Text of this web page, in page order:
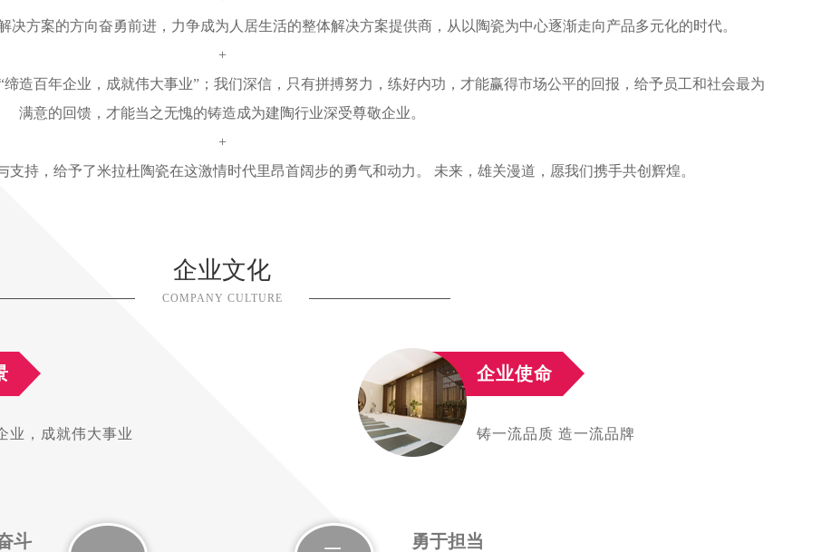
决方案的方向奋勇前进，力争成为人居生活的整体解决方案提供商，从以陶瓷为中心逐渐走向产品多元化的时代。
+
造百年企业，成就伟大事业”；我们深信，只有拼搏努力，练好内功，才能赢得市场公平的回报，给予员工和社会最为
满意的回馈，才能当之无愧的铸造成为建陶行业深受尊敬企业。
+
持，给予了米拉杜陶瓷在这激情时代里昂首阔步的勇气和动力。 未来，雄关漫道，愿我们携手共创辉煌。
企业文化
COMPANY CULTURE
业，成就伟大事业
企业使命
铸一流品质 造一流品牌
斗 勇于担当